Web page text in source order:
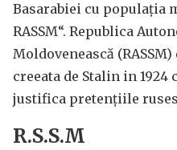
Basarabiei cu populaţia
RASSM“. Republica
Moldovenească
creeata de Stalin in
justifica pretențiile
R.S.S.M